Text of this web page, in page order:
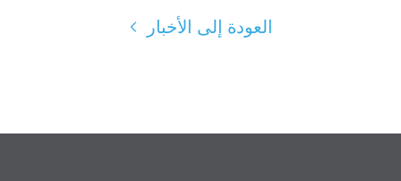
العودة إلى الأخبار